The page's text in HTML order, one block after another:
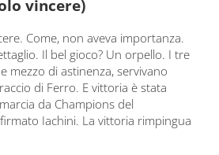
vincere)
Come, non aveva importanza.
Il bel gioco? Un orpello. I tre
mezzo di astinenza, servivano
di Ferro. E vittoria è stata
da Champions del
Iachini. La vittoria rimpingua